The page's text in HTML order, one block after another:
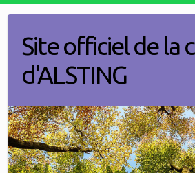
contentSite officiel de la
d'ALSTING